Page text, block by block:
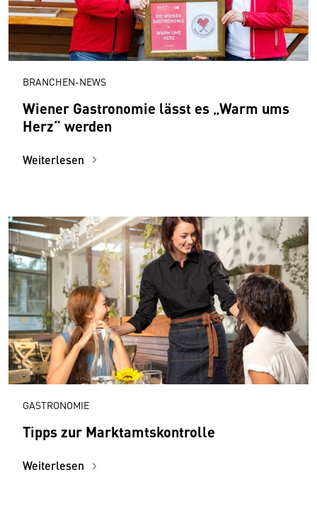
BRANCHEN-NEWS
Wiener Gastronomie lässt es „Warm ums
Herz“ werden
Weiterlesen
GASTRONOMIE
Tipps zur Marktamtskontrolle
Weiterlesen